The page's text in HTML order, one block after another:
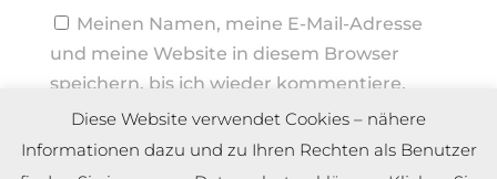
Meinen Namen, meine E-Mail-Adresse
und meine Website in diesem Browser
speichern, bis ich wieder kommentiere.
Diese Website verwendet Cookies – nähere
Informationen dazu und zu Ihren Rechten als Benutzer